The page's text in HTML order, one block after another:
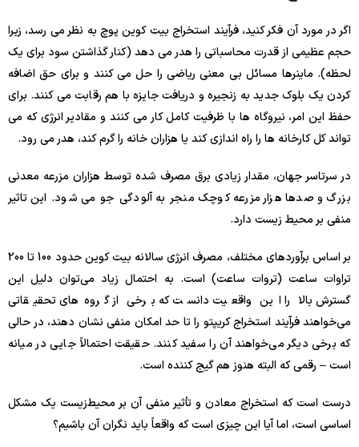
اگر در مورد آن فکر کنید، فرآیند استخراج بیت کوین پوچ به نظر می رسد، زیرا
حجم عظیمی از قدرت محاسباتی را هدر می دهد (کنار گذاشتن سود برای یک
لحظه). ماینرها مسائل بی معنی ریاضی را حل می کنند و برای حق اضافه
کردن یک بلوک جدید به زنجیره و دریافت جایزه با هم رقابت می کنند. برای
حفظ این امر، نیروگاه ها با ظرفیت کامل کار می کنند و مقادیر انرژی که می
تواند کل کارخانه ها را راه اندازی کند یا هزاران خانه را گرم کند، هدر می رود.
در سرتاسر جهان، مقدار زیادی برق مصرف شده توسط هزاران مزرعه معدنی
بزرگ و صدها هزار مزرعه کوچک منجر به آلودگی جو می شود. این تاثیر
منفی بر محیط زیست دارد.
بر اساس برآوردهای مختلف، مصرف انرژی سالانه بیت کوین حدود 100 تا 200
تراوات ساعت (تروات ساعت) است. به احتمال زیاد می‌توان دلیل این
گسترش بالا را این واقعیت دانست که برخی از گروه‌های تحقیقاتی
می‌خواهند فرآیند استخراج کریپتو را تا حد امکان منفی نشان دهند، در حالی
که برخی دیگر می‌خواهند آن را سفید کنند. حقیقت احتمالاً جایی در میانه
است – رقمی که البته هنوز هم گیج کننده است.
درست است که استخراج معادن و تأثیر منفی آن بر محیط‌زیست یک مشکل
اساسی است، اما آیا این چیزی است که واقعاً باید نگران آن باشیم؟